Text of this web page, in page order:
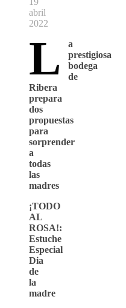
abril
2022
L
a
prestigiosa
bodega
de
Ribera
prepara
dos
propuestas
para
sorprender
a
todas
las
madres
¡TODO
AL
ROSA!:
Estuche
Especial
Dia
de
la
madre